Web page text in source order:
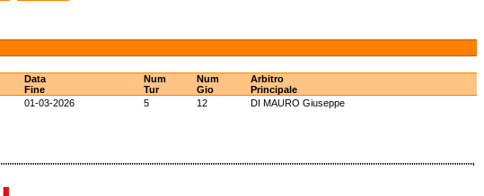
Data
Fine
Num
Tur
Num
Gio
Arbitro
Principale
01-03-2026 5 12
DI MAURO Giuseppe